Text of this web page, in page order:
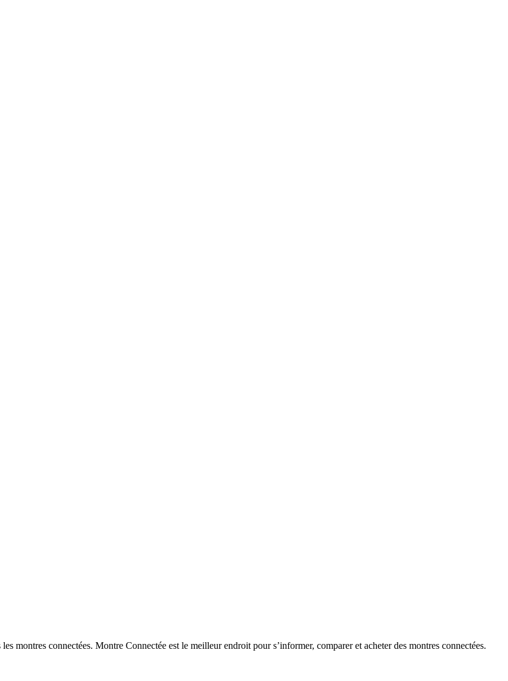
montres connectées. Montre Connectée est le meilleur endroit pour s’informer, comparer et acheter des montres connectées.